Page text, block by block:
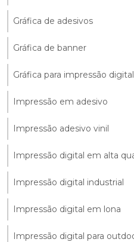
Gráfica de adesivos
Gráfica de banner
Gráfica para impressão
Impressão em adesivo
Impressão adesivo vinil
Impressão digital em alta
Impressão digital industrial
Impressão digital em lona
Impressão digital para